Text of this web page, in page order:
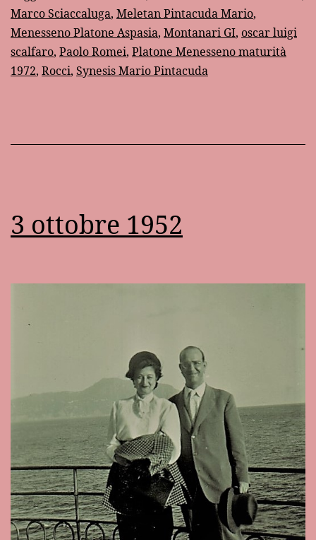
esami
di
maturità
del
Marco Sciaccaluga, Meletan Pintacuda Mario,
Menesseno Platone Aspasia, Montanari GI, oscar luigi
scalfaro, Paolo Romei, Platone Menesseno maturità
1972, Rocci, Synesis Mario Pintacuda
3 ottobre 1952